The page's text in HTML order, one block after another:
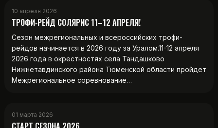
10 апреля 2026
ТРОФИ‑РЕЙД СОЛЯРИС 11–12 АПРЕЛЯ!
Сезон межрегиональных и всероссийских трофи-
рейдов начинается в 2026 году за Уралом.11-12 апреля
2026 года в окрестностях села Тандашково
Нижнетавдинского района Тюменской области пройдет
Межрегиональное соревнование…
01 марта 2026